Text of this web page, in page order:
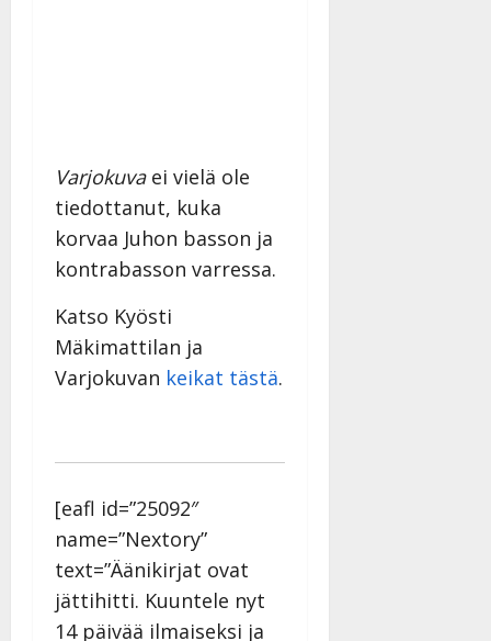
Varjokuvaei vielä ole
tiedottanut, kuka
korvaa Juhon basson ja
kontrabasson varressa.
Katso Kyösti
Mäkimattilan ja
Varjokuvan keikat tästä.
[eafl id=”25092″
name=”Nextory”
text=”Äänikirjat ovat
jättihitti. Kuuntele nyt
14 päivää ilmaiseksi ja